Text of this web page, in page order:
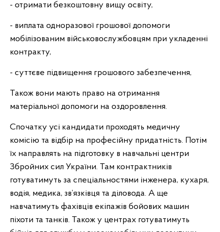
- отримати безкоштовну вищу освіту,
- виплата одноразової грошової допомоги
мобілізованим військовослужбовцям при укладенні
контракту,
- суттєве підвищення грошового забезпечення,
Також вони мають право на отримання
матеріальної допомоги на оздоровлення.
Спочатку усі кандидати проходять медичну
комісію та відбір на професійну придатність. Потім
їх направлять на підготовку в навчальні центри
Збройних сил України. Там контрактників
готуватимуть за спеціальностями інженера, кухаря,
водія, медика, зв’язківця та діловода. А ще
навчатимуть фахівців екіпажів бойових машин
піхоти та танків. Також у центрах готуватимуть